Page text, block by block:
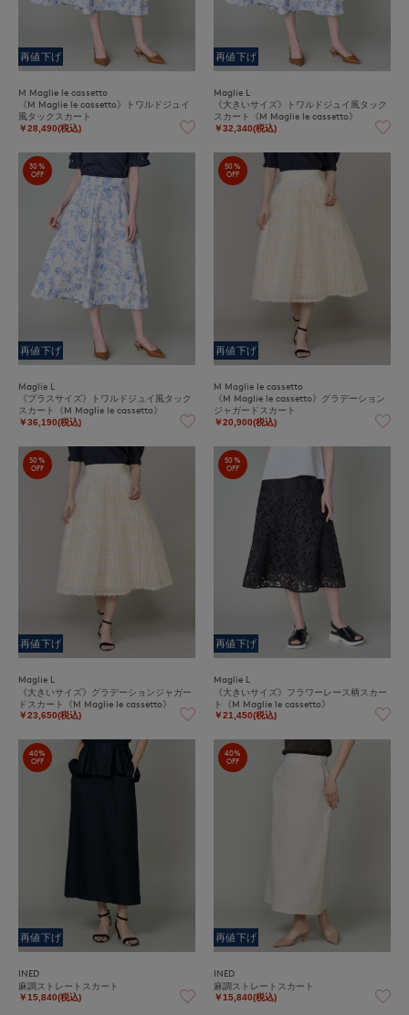
再値下げ
M Maglie le cassetto
《M Maglie le cassetto》トワルドジュイ
風タックスカート
￥28,490(税込)
再値下げ
Maglie L
《大きいサイズ》トワルドジュイ風タック
スカート《M Maglie le cassetto》
￥32,340(税込)
30%
OFF
再値下げ
Maglie L
《プラスサイズ》トワルドジュイ風タック
スカート《M Maglie le cassetto》
￥36,190(税込)
50%
OFF
再値下げ
M Maglie le cassetto
《M Maglie le cassetto》グラデーション
ジャガードスカート
￥20,900(税込)
50%
OFF
再値下げ
Maglie L
《大きいサイズ》グラデーションジャガー
ドスカート《M Maglie le cassetto》
￥23,650(税込)
50%
OFF
再値下げ
Maglie L
《大きいサイズ》フラワーレース柄スカー
ト《M Maglie le cassetto》
￥21,450(税込)
40%
OFF
再値下げ
INED
麻調ストレートスカート
￥15,840(税込)
40%
OFF
再値下げ
INED
麻調ストレートスカート
￥15,840(税込)